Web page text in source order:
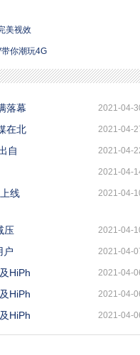
美视效
你潮玩4G
落幕 2021-04-
在北 2021-04-
自 2021-04-
2021-04-
线 2021-04-
压 2021-04-
户 2021-04-
HiPh 2021-04-
HiPh 2021-04-
HiPh 2021-04-